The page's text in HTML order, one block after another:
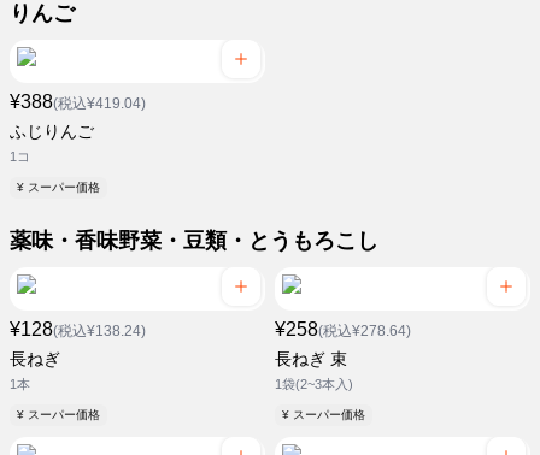
りんご
¥388(税込¥419.04)
ふじりんご
1コ
¥ スーパー価格
薬味・香味野菜・豆類・とうもろこし
¥128(税込¥138.24)
長ねぎ
1本
¥ スーパー価格
¥258(税込¥278.64)
長ねぎ 束
1袋(2~3本入)
¥ スーパー価格